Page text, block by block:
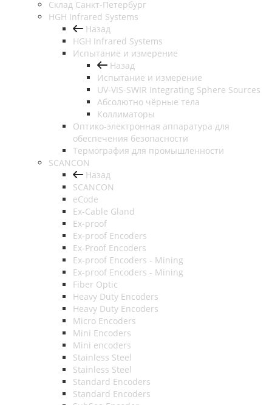
Cклад Санкт-Петербург
HGH Infrared Systems
Назад
HGH Infrared Systems
Испытание и измерение
Назад
Испытание и измерение
UV-VIS-SWIR Integrating Sphere Sources
Абсолютно чёрные тела
Коллиматоры
Оптико-электронная аппаратура для
обеспечения безопасности
Термография для промышленности
SCANCON
Назад
SCANCON
eCode
Ex-Cable Gland
Ex-proof
Ex-proof Encoders
Ex-Proof Encoders
Ex-proof Encoders - Mining
Ex-proof Encoders - Mining
Fiber Optic
Heavy Duty Encoders
Heavy Duty Encoders
Micro Encoders
Mini Encoders
Mini encoders
Stainless Steel
Stainless Steel
Standard Encoders
Standard Encoders